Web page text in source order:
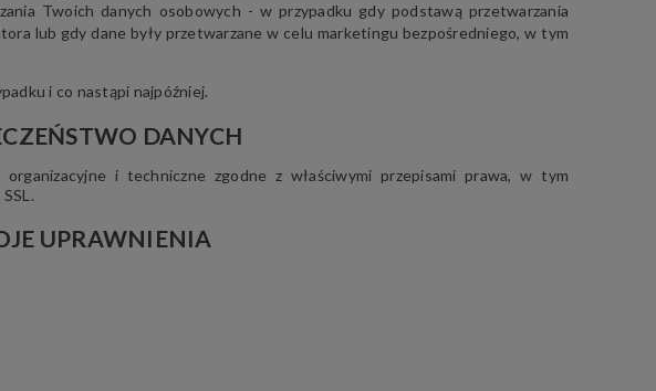
Twoich danych osobowych - w przypadku gdy podstawą przetwarzania
lub gdy dane były przetwarzane w celu marketingu bezpośredniego, w tym
i co nastąpi najpóźniej.
DANYCH
i techniczne zgodne z właściwymi przepisami prawa, w tym
UPRAWNIENIA